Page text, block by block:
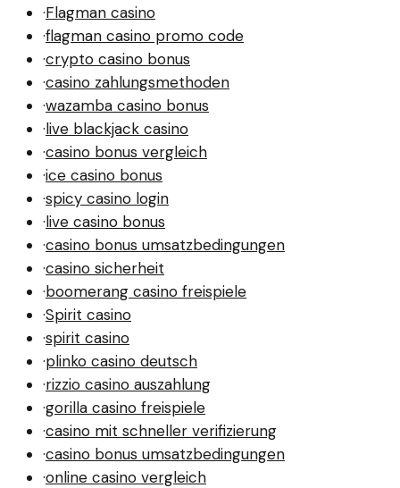
·Flagman casino
·flagman casino promo code
·crypto casino bonus
·casino zahlungsmethoden
·wazamba casino bonus
·live blackjack casino
·casino bonus vergleich
·ice casino bonus
·spicy casino login
·live casino bonus
·casino bonus umsatzbedingungen
·casino sicherheit
·boomerang casino freispiele
·Spirit casino
·spirit casino
·plinko casino deutsch
·rizzio casino auszahlung
·gorilla casino freispiele
·casino mit schneller verifizierung
·casino bonus umsatzbedingungen
·online casino vergleich